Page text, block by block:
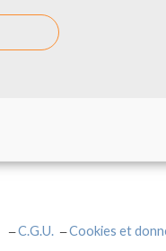
C.G.U. Cookies et